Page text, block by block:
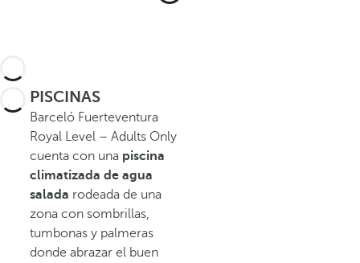
PISCINAS
Barceló Fuerteventura
Royal Level – Adults Only
cuenta con una piscina
climatizada de agua
salada rodeada de una
zona con sombrillas,
tumbonas y palmeras
donde abrazar el buen